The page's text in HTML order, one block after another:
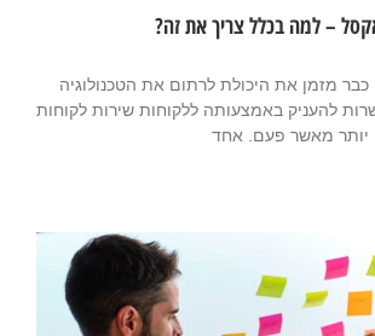
– למה בכלל צריך את זה?
כבר מזמן את היכולת לרתום את הטכנולוגיה
להעניק באמצעותה ללקוחות שירות לקוחות
יותר מאשר פעם. אחד